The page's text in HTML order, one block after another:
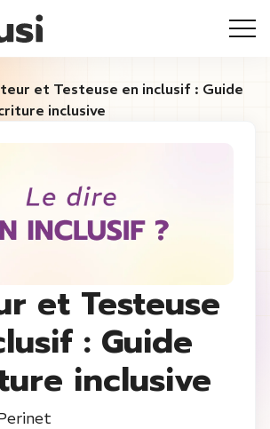
et Testeuse en inclusif : Guide
inclusive
et Testeuse
: Guide
inclusive